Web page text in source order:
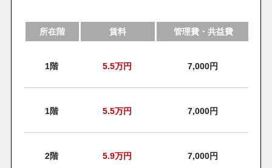
所在階 賃料 管理費・共益費
1階 5.5万円 7,000円
1階 5.5万円 7,000円
2階 5.9万円 7,000円